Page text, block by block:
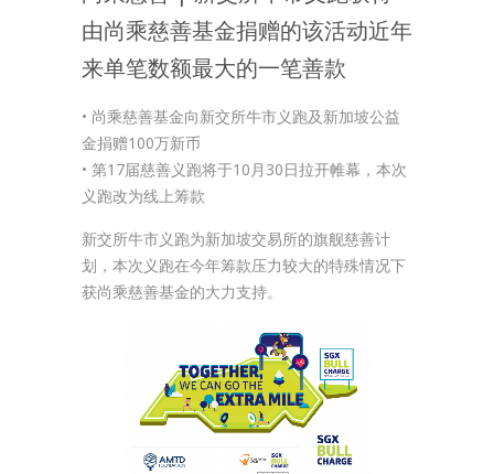
由尚乘慈善基金捐赠的该活动近年
来单笔数额最大的一笔善款
• 尚乘慈善基金向新交所牛市义跑及新加坡公益
金捐赠100万新币
• 第17届慈善义跑将于10月30日拉开帷幕，本次
义跑改为线上筹款
新交所牛市义跑为新加坡交易所的旗舰慈善计
划，本次义跑在今年筹款压力较大的特殊情况下
获尚乘慈善基金的大力支持。